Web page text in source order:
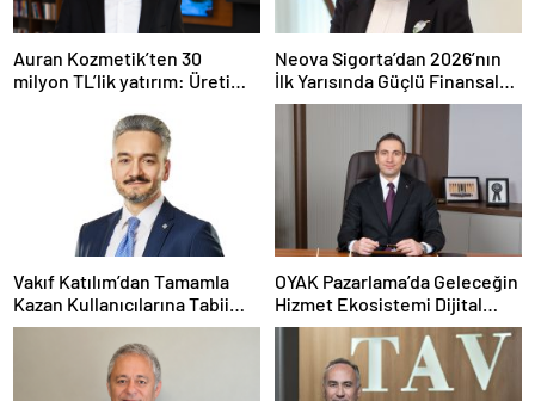
Auran Kozmetik’ten 30
milyon TL’lik yatırım: Üretim
Neova Sigorta’dan 2026’nın
İlk Yarısında Güçlü Finansal
Performans
Vakıf Katılım’dan Tamamla
Kazan Kullanıcılarına Tabii
Premium Fırsatı
OYAK Pazarlama’da Geleceğin
Hizmet Ekosistemi Dijital
Dönüşümle Şekilleniyor